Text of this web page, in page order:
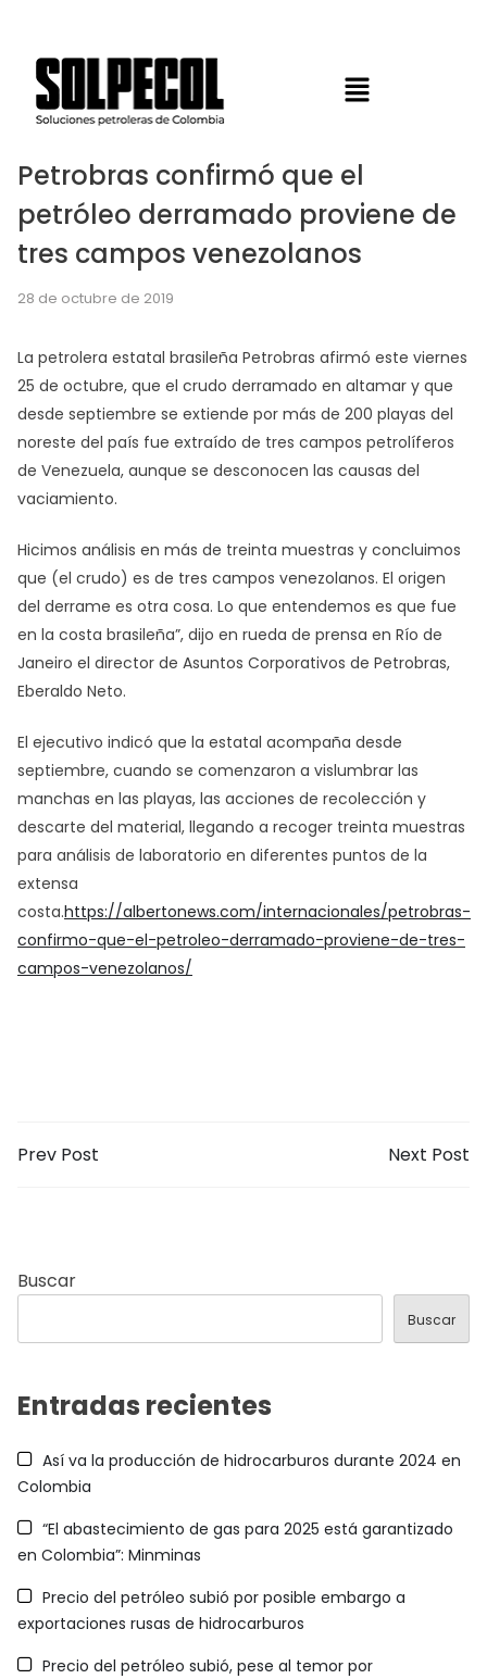
Petrobras confirmó que el
petróleo derramado proviene de
tres campos venezolanos
28 de octubre de 2019
La petrolera estatal brasileña Petrobras afirmó este viernes
25 de octubre, que el crudo derramado en altamar y que
desde septiembre se extiende por más de 200 playas del
noreste del país fue extraído de tres campos petrolíferos
de Venezuela, aunque se desconocen las causas del
vaciamiento.
Hicimos análisis en más de treinta muestras y concluimos
que (el crudo) es de tres campos venezolanos. El origen
del derrame es otra cosa. Lo que entendemos es que fue
en la costa brasileña”, dijo en rueda de prensa en Río de
Janeiro el director de Asuntos Corporativos de Petrobras,
Eberaldo Neto.
El ejecutivo indicó que la estatal acompaña desde
septiembre, cuando se comenzaron a vislumbrar las
manchas en las playas, las acciones de recolección y
descarte del material, llegando a recoger treinta muestras
para análisis de laboratorio en diferentes puntos de la
extensa
costa.https://albertonews.com/internacionales/petrobras-
confirmo-que-el-petroleo-derramado-proviene-de-tres-
campos-venezolanos/
Prev Post Next Post
Buscar
Buscar
Entradas recientes
Así va la producción de hidrocarburos durante 2024 en
Colombia
“El abastecimiento de gas para 2025 está garantizado
en Colombia”: Minminas
Precio del petróleo subió por posible embargo a
exportaciones rusas de hidrocarburos
Precio del petróleo subió, pese al temor por